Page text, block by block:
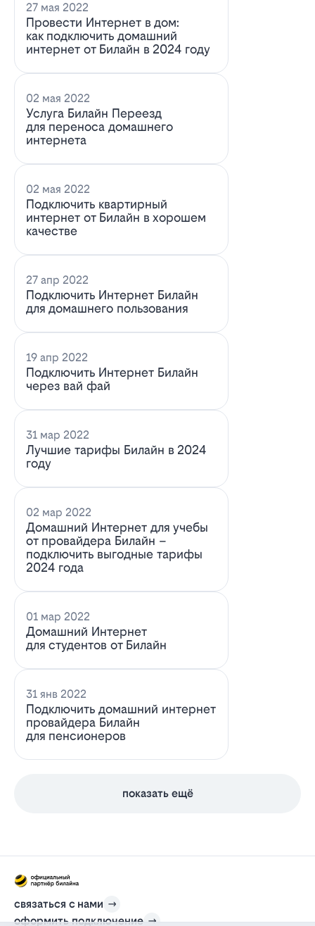
27 мая 2022
Провести Интернет в дом:
как подключить домашний
интернет от Билайн в 2024 году
02 мая 2022
Услуга Билайн Переезд
для переноса домашнего
интернета
02 мая 2022
Подключить квартирный
интернет от Билайн в хорошем
качестве
27 апр 2022
Подключить Интернет Билайн
для домашнего пользования
19 апр 2022
Подключить Интернет Билайн
через вай фай
31 мар 2022
Лучшие тарифы Билайн в 2024
году
02 мар 2022
Домашний Интернет для учебы
от провайдера Билайн –
подключить выгодные тарифы
2024 года
01 мар 2022
Домашний Интернет
для студентов от Билайн
31 янв 2022
Подключить домашний интернет
провайдера Билайн
для пенсионеров
показать ещё
связаться с нами
оформить подключение